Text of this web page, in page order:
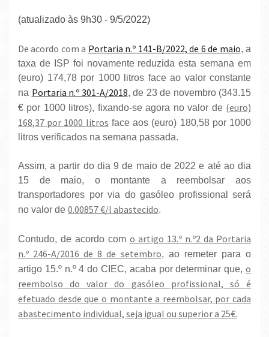
(atualizado às 9h30 - 9/5/2022)
De acordo com a Portaria n.º 141-B/2022, de 6 de maio, a
taxa de ISP foi novamente reduzida esta semana em
(euro) 174,78 por 1000 litros face ao valor constante
na Portaria n.º 301-A/2018, de 23 de novembro (343.15
€ por 1000 litros), fixando-se agora no valor de (euro)
168,37 por 1000 litros face aos (euro) 180,58 por 1000
litros verificados na semana passada.
Assim, a partir do dia 9 de maio de 2022 e até ao dia
15 de maio, o montante a reembolsar aos
transportadores por via do gasóleo profissional será
no valor de 0.00857 €/l abastecido.
Contudo, de acordo com o artigo 13.º n.º2 da Portaria
n.º 246-A/2016 de 8 de setembro, ao remeter para o
artigo 15.º n.º 4 do CIEC, acaba por determinar que, o
reembolso do valor do gasóleo profissional, só é
efetuado desde que o montante a reembolsar, por cada
abastecimento individual, seja igual ou superior a 25€.